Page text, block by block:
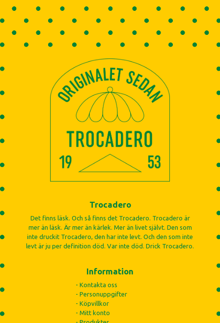
Trocadero
Det finns läsk. Och så finns det Trocadero. Trocadero är
mer än läsk. Är mer än kärlek. Mer än livet självt. Den som
inte druckit Trocadero, den har inte levt. Och den som inte
levt är ju per definition död. Var inte död. Drick Trocadero.
Information
- Kontakta oss
- Personuppgifter
- Köpvillkor
- Mitt konto